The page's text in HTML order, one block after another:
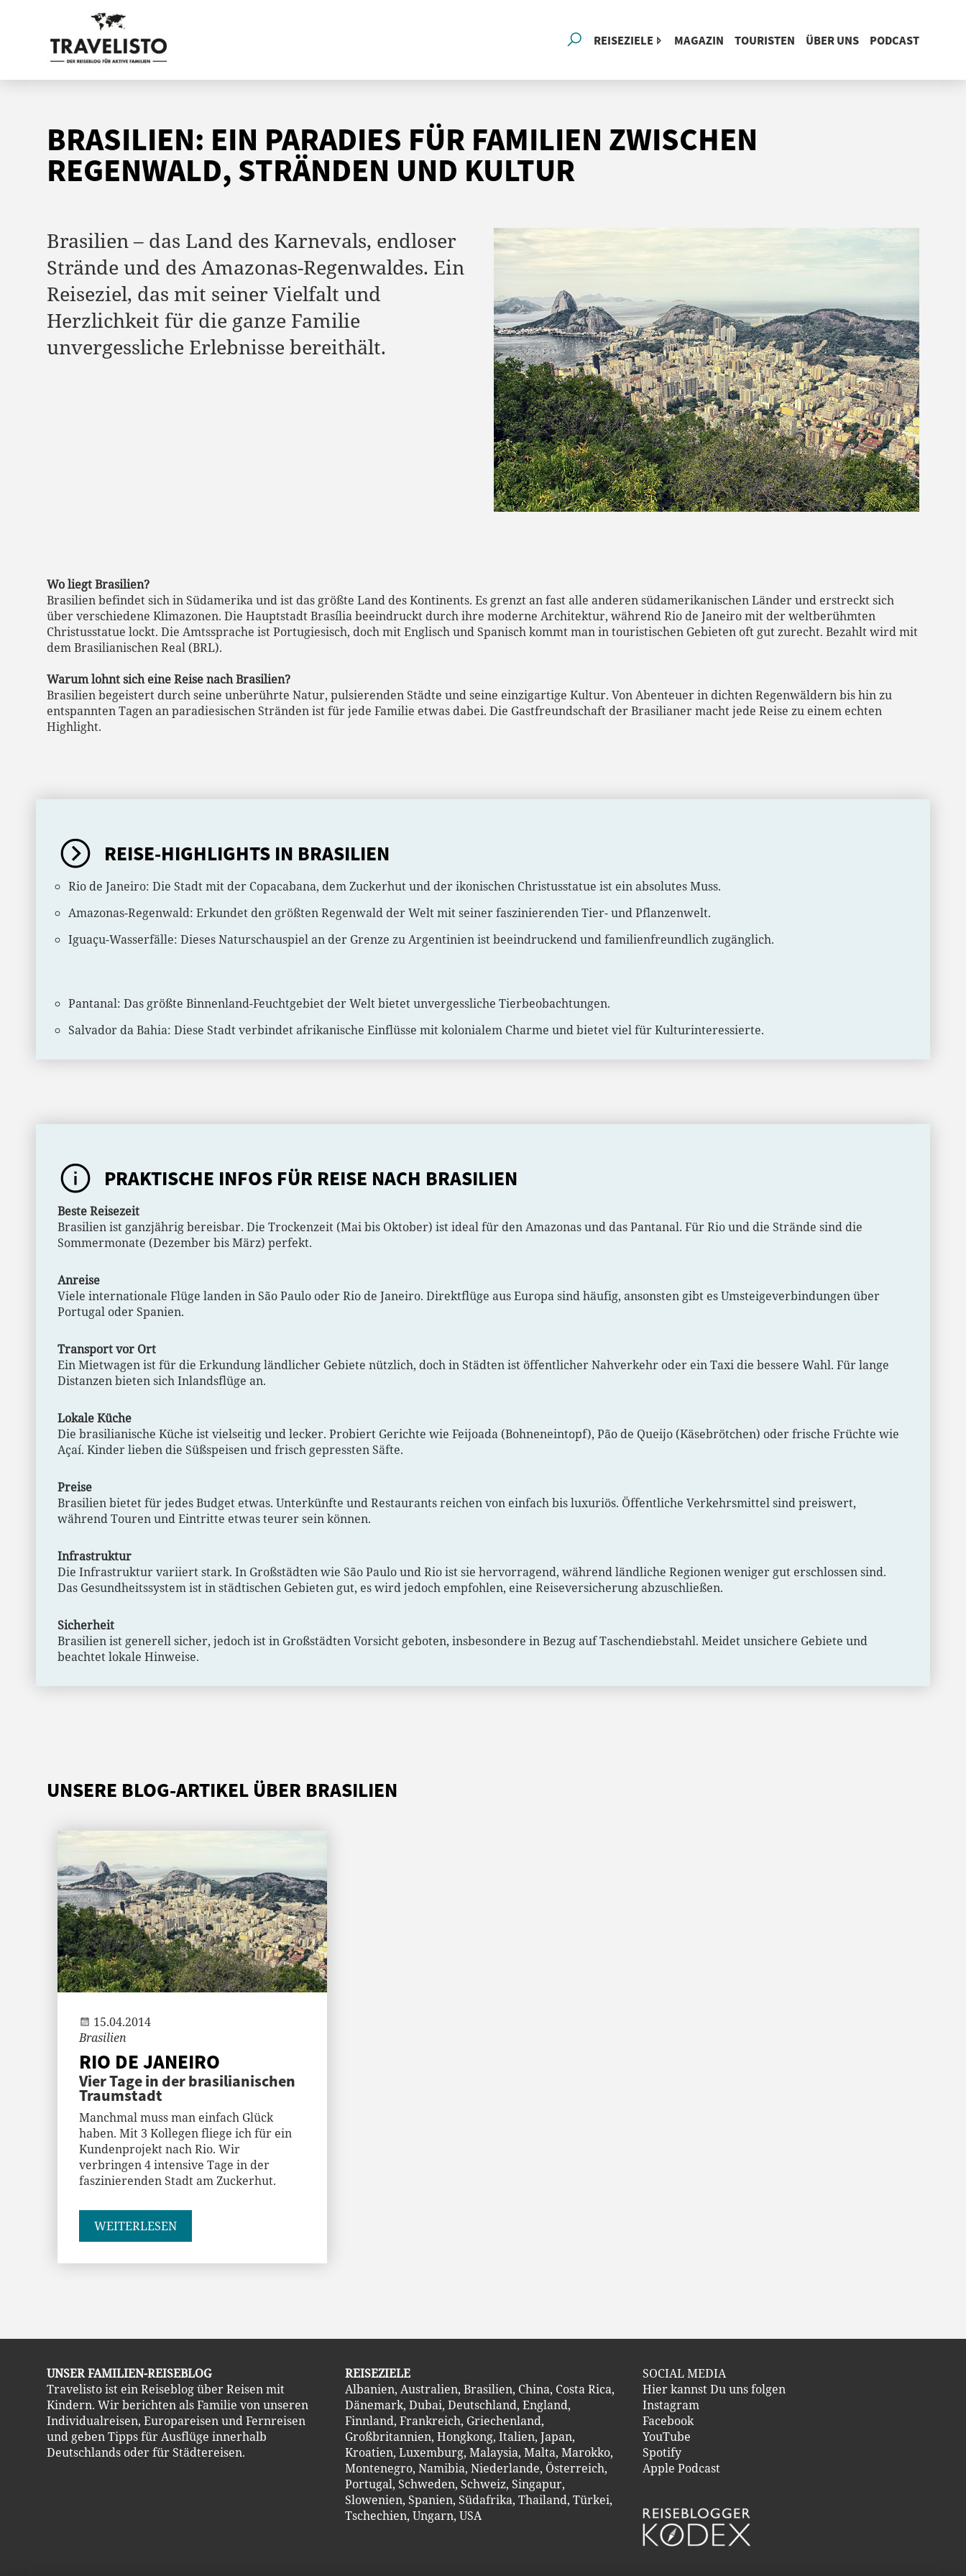
REISEZIELE MAGAZIN TOURISTEN ÜBER UNS PODCAST
BRASILIEN: EIN PARADIES FÜR FAMILIEN ZWISCHEN
REGENWALD, STRÄNDEN UND KULTUR
Brasilien – das Land des Karnevals, endloser
Strände und des Amazonas-Regenwaldes. Ein
Reiseziel, das mit seiner Vielfalt und
Herzlichkeit für die ganze Familie
unvergessliche Erlebnisse bereithält.
Wo liegt Brasilien?
Brasilien befindet sich in Südamerika und ist das größte Land des Kontinents. Es grenzt an fast alle anderen südamerikanischen Länder und erstreckt sich
über verschiedene Klimazonen. Die Hauptstadt Brasília beeindruckt durch ihre moderne Architektur, während Rio de Janeiro mit der weltberühmten
Christusstatue lockt. Die Amtssprache ist Portugiesisch, doch mit Englisch und Spanisch kommt man in touristischen Gebieten oft gut zurecht. Bezahlt wird mit
dem Brasilianischen Real (BRL).
Warum lohnt sich eine Reise nach Brasilien?
Brasilien begeistert durch seine unberührte Natur, pulsierenden Städte und seine einzigartige Kultur. Von Abenteuer in dichten Regenwäldern bis hin zu
entspannten Tagen an paradiesischen Stränden ist für jede Familie etwas dabei. Die Gastfreundschaft der Brasilianer macht jede Reise zu einem echten
Highlight.
REISE-HIGHLIGHTS IN BRASILIEN
Rio de Janeiro: Die Stadt mit der Copacabana, dem Zuckerhut und der ikonischen Christusstatue ist ein absolutes Muss.
Amazonas-Regenwald: Erkundet den größten Regenwald der Welt mit seiner faszinierenden Tier- und Pflanzenwelt.
Iguaçu-Wasserfälle: Dieses Naturschauspiel an der Grenze zu Argentinien ist beeindruckend und familienfreundlich zugänglich.
Pantanal: Das größte Binnenland-Feuchtgebiet der Welt bietet unvergessliche Tierbeobachtungen.
Salvador da Bahia: Diese Stadt verbindet afrikanische Einflüsse mit kolonialem Charme und bietet viel für Kulturinteressierte.
PRAKTISCHE INFOS FÜR REISE NACH BRASILIEN
Beste Reisezeit
Brasilien ist ganzjährig bereisbar. Die Trockenzeit (Mai bis Oktober) ist ideal für den Amazonas und das Pantanal. Für Rio und die Strände sind die
Sommermonate (Dezember bis März) perfekt.
Anreise
Viele internationale Flüge landen in São Paulo oder Rio de Janeiro. Direktflüge aus Europa sind häufig, ansonsten gibt es Umsteigeverbindungen über
Portugal oder Spanien.
Transport vor Ort
Ein Mietwagen ist für die Erkundung ländlicher Gebiete nützlich, doch in Städten ist öffentlicher Nahverkehr oder ein Taxi die bessere Wahl. Für lange
Distanzen bieten sich Inlandsflüge an.
Lokale Küche
Die brasilianische Küche ist vielseitig und lecker. Probiert Gerichte wie Feijoada (Bohneneintopf), Pão de Queijo (Käsebrötchen) oder frische Früchte wie
Açaí. Kinder lieben die Süßspeisen und frisch gepressten Säfte.
Preise
Brasilien bietet für jedes Budget etwas. Unterkünfte und Restaurants reichen von einfach bis luxuriös. Öffentliche Verkehrsmittel sind preiswert,
während Touren und Eintritte etwas teurer sein können.
Infrastruktur
Die Infrastruktur variiert stark. In Großstädten wie São Paulo und Rio ist sie hervorragend, während ländliche Regionen weniger gut erschlossen sind.
Das Gesundheitssystem ist in städtischen Gebieten gut, es wird jedoch empfohlen, eine Reiseversicherung abzuschließen.
Sicherheit
Brasilien ist generell sicher, jedoch ist in Großstädten Vorsicht geboten, insbesondere in Bezug auf Taschendiebstahl. Meidet unsichere Gebiete und
beachtet lokale Hinweise.
UNSERE BLOG-ARTIKEL ÜBER BRASILIEN
Andi
15.04.2014
Brasilien
RIO DE JANEIRO
Vier Tage in der brasilianischen
Traumstadt
Manchmal muss man einfach Glück
haben. Mit 3 Kollegen fliege ich für ein
Kundenprojekt nach Rio. Wir
verbringen 4 intensive Tage in der
faszinierenden Stadt am Zuckerhut.
WEITERLESEN
UNSER FAMILIEN-REISEBLOG
Travelisto ist ein Reiseblog über Reisen mit
Kindern. Wir berichten als Familie von unseren
Individualreisen, Europareisen und Fernreisen
und geben Tipps für Ausflüge innerhalb
Deutschlands oder für Städtereisen.
REISEZIELE
Albanien, Australien, Brasilien, China, Costa Rica,
Dänemark, Dubai, Deutschland, England,
Finnland, Frankreich, Griechenland,
Großbritannien, Hongkong, Italien, Japan,
Kroatien, Luxemburg, Malaysia, Malta, Marokko,
Montenegro, Namibia, Niederlande, Österreich,
Portugal, Schweden, Schweiz, Singapur,
Slowenien, Spanien, Südafrika, Thailand, Türkei,
Tschechien, Ungarn, USA
SOCIAL MEDIA
Hier kannst Du uns folgen
Instagram
Facebook
YouTube
Spotify
Apple Podcast